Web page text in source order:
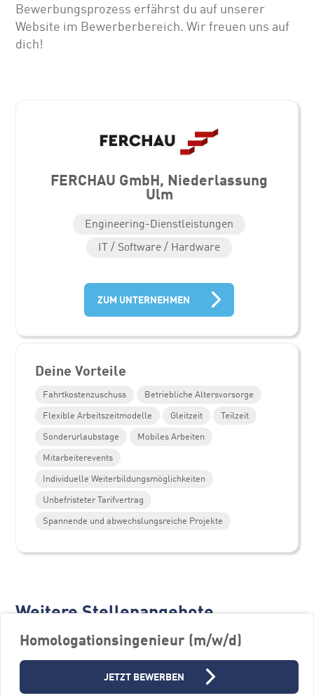
Bewerbungsprozess erfährst du auf unserer
Website im Bewerberbereich. Wir freuen uns auf
dich!
Homologationsingenieur (m/w/d)
JETZT BEWERBEN
FERCHAU GmbH, Niederlassung
Ulm
Engineering-Dienstleistungen
IT / Software / Hardware
ZUM UNTERNEHMEN
Deine Vorteile
Fahrtkostenzuschuss
Betriebliche Altersvorsorge
Flexible Arbeitszeitmodelle
Gleitzeit
Teilzeit
Sonderurlaubstage
Mobiles Arbeiten
Mitarbeiterevents
Individuelle Weiterbildungsmöglichkeiten
Unbefristeter Tarifvertrag
Spannende und abwechslungsreiche Projekte
Weitere Stellenangebote